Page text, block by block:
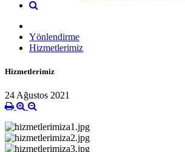
Yönlendirme
Hizmetlerimiz
Hizmetlerimiz
24 Ağustos 2021